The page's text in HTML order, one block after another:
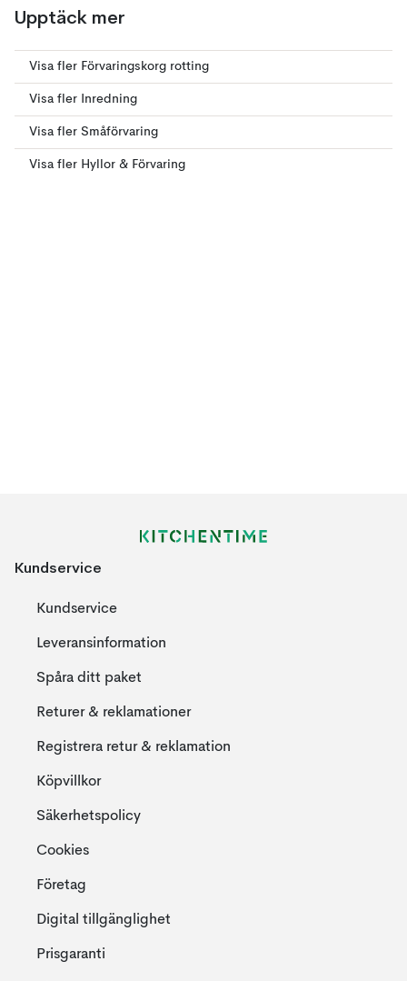
Upptäck mer
Visa fler Förvaringskorg rotting
Visa fler Inredning
Visa fler Småförvaring
Visa fler Hyllor & Förvaring
Kundservice
Kundservice
Leveransinformation
Spåra ditt paket
Returer & reklamationer
Registrera retur & reklamation
Köpvillkor
Säkerhetspolicy
Cookies
Företag
Digital tillgänglighet
Prisgaranti